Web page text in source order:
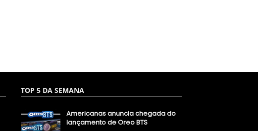
TOP 5 DA SEMANA
Americanas anuncia chegada do
lançamento de Oreo BTS